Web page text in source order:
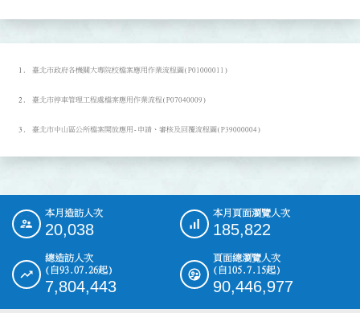
臺北市政府各機關大專院校檔案應用作業流程圖(P01000011)
臺北市停車管理工程處檔案應用作業流程(P07040009)
臺北市中山區公所檔案開放應用-申請、審核及回覆流程圖(P39000004)
::: 本月造訪人次
20,038
本月頁面瀏覽人次
185,822
總造訪人次
(自93.07.26起)
7,804,443
頁面總瀏覽人次
(自105.7.15起)
90,446,977